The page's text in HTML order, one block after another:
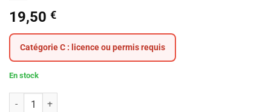
19,50 €
Catégorie C : licence ou permis requis
En stock
quantité de CARTOUCHE TUNET DETENTE 32G P7 BJ C12/25